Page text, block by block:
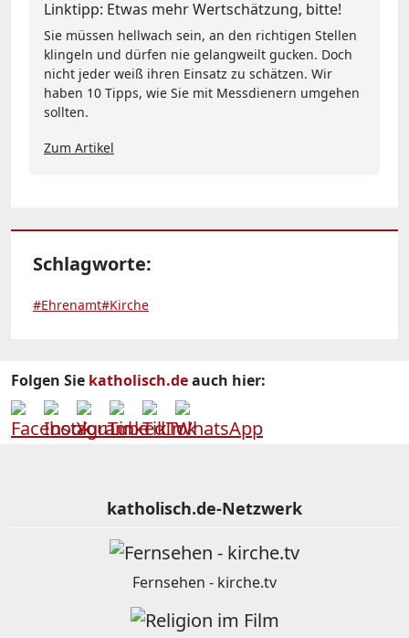
Linktipp: Etwas mehr Wertschätzung, bitte!
Sie müssen hellwach sein, an den richtigen Stellen
klingeln und dürfen nie gelangweilt gucken. Doch
nicht jeder weiß ihren Einsatz zu schätzen. Wir
haben 10 Tipps, wie Sie mit Messdienern umgehen
sollten.
Zum Artikel
Schlagworte:
#Ehrenamt#Kirche
Folgen Sie katholisch.deauch hier:
katholisch.de-Netzwerk
Fernsehen - kirche.tv